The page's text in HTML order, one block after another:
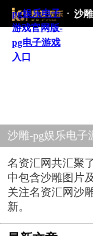
pg娱乐电子
游戏官网版-
pg电子游戏
入口
· 沙雕
沙雕-pg娱乐电子
版
名资汇网共汇聚
中包含沙雕图片
关注名资汇网沙
新。